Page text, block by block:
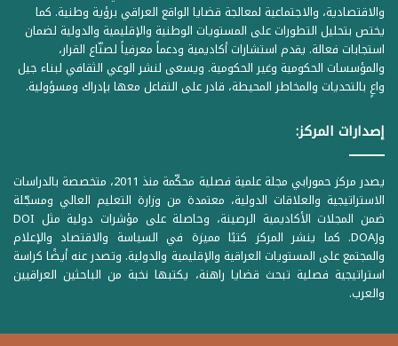
والاقتصادية، والاجتماعية لمعالجة قضايا الواقع العراقي برؤية وطنية. كما
يختص بتحليل التطورات على المستويات الوطنية والإقليمية والدولية لضمان
استجابات فعالة. يقدم استشارات أكاديمية ودعماً معرفياً لصنّاع القرار،
والمؤسسات الحكومية وغير الحكومية. ويسعى لنشر الوعي الثقافي لبناء جيل
واعٍ بالتحديات والمخاطر المحيطة، قادر على التفاعل معها بإدراك ومسؤولية.
إصدارات المركز:
يصدر مركز حمورابي مجلة علمية فصلية محكّمة منذ 2011، متخصصة بالدراسات
الاستراتيجية والعلاقات الدولية، معتمدة من وزارة التعليم العالي ومسجّلة
ضمن المجلات الأكاديمية الرصينة، وحاصلة على مؤشرات دولية مثل DOI
وDOAJ. كما ينشر المركز كتبًا مميزة في السياسة والاقتصاد والإعلام
والمجتمع على المستويات العراقية والإقليمية والدولية. وتصدر عنه أيضًا كراسة
استراتيجية فصلية تبحث قضايا راهنة، يكتبها نخبة من الباحثين العراقيين
والعرب.